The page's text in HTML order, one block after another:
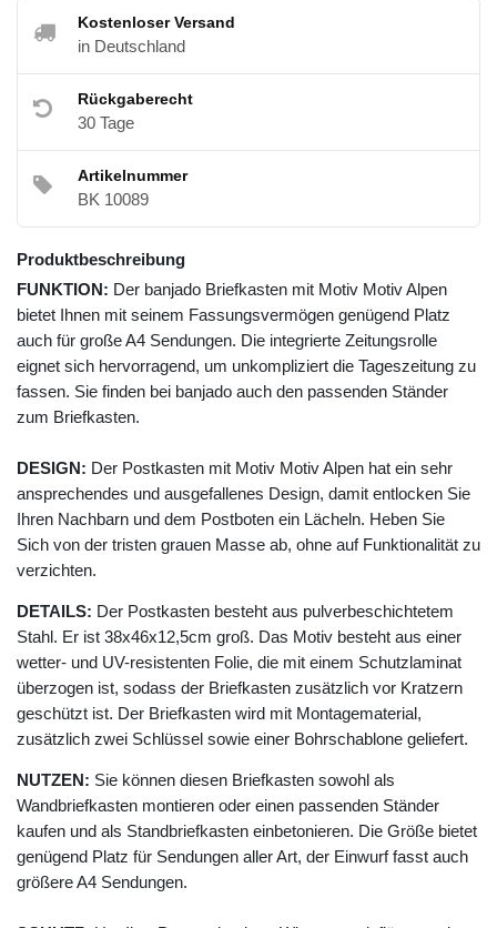
Kostenloser Versand
in Deutschland
Rückgaberecht
30 Tage
Artikelnummer
BK 10089
Produktbeschreibung
FUNKTION: Der banjado Briefkasten mit Motiv Motiv Alpen
bietet Ihnen mit seinem Fassungsvermögen genügend Platz
auch für große A4 Sendungen. Die integrierte Zeitungsrolle
eignet sich hervorragend, um unkompliziert die Tageszeitung zu
fassen. Sie finden bei banjado auch den passenden Ständer
zum Briefkasten.
DESIGN: Der Postkasten mit Motiv Motiv Alpen hat ein sehr
ansprechendes und ausgefallenes Design, damit entlocken Sie
Ihren Nachbarn und dem Postboten ein Lächeln. Heben Sie
Sich von der tristen grauen Masse ab, ohne auf Funktionalität zu
verzichten.
DETAILS: Der Postkasten besteht aus pulverbeschichtetem
Stahl. Er ist 38x46x12,5cm groß. Das Motiv besteht aus einer
wetter- und UV-resistenten Folie, die mit einem Schutzlaminat
überzogen ist, sodass der Briefkasten zusätzlich vor Kratzern
geschützt ist. Der Briefkasten wird mit Montagematerial,
zusätzlich zwei Schlüssel sowie einer Bohrschablone geliefert.
NUTZEN: Sie können diesen Briefkasten sowohl als
Wandbriefkasten montieren oder einen passenden Ständer
kaufen und als Standbriefkasten einbetonieren. Die Größe bietet
genügend Platz für Sendungen aller Art, der Einwurf fasst auch
größere A4 Sendungen.